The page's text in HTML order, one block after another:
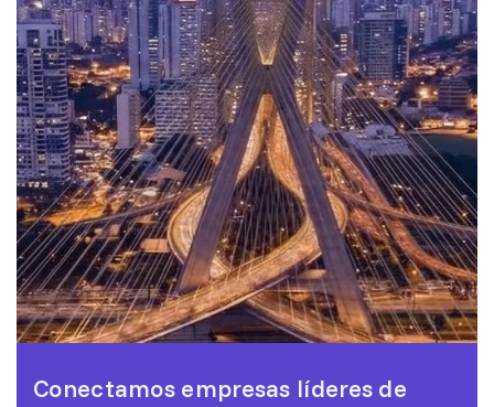
Conectamos empresas líderes de